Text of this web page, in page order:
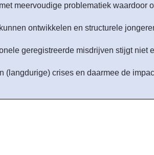
meervoudige problematiek waardoor
ontwikkelen en structurele
geregistreerde misdrijven stijgt niet
(langdurige) crises en daarmee de